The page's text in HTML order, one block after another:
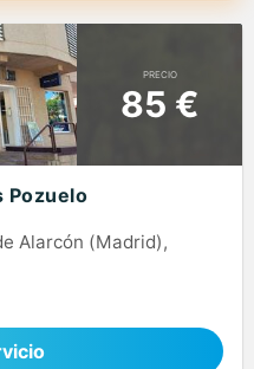
PRECIO
85 €
Pozuelo
Alarcón (Madrid),